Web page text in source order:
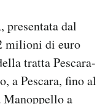
presentata dal
milioni di euro
tratta Pescara-
a Pescara, fino al
a